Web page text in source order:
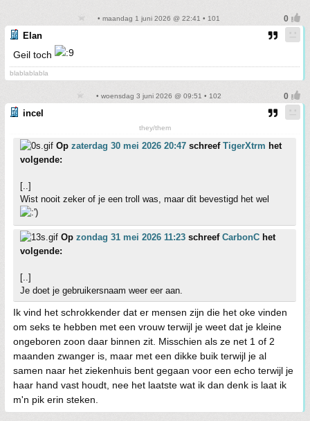
• maandag 1 juni 2026 @ 22:41 • 101
Elan
Geil toch
blablablabla
• woensdag 3 juni 2026 @ 09:51 • 102
incel
they/them
Op zaterdag 30 mei 2026 20:47 schreef TigerXtrm het
volgende:
[..]
Wist nooit zeker of je een troll was, maar dit bevestigd het wel
Op zondag 31 mei 2026 11:23 schreef CarbonC het
volgende:
[..]
Je doet je gebruikersnaam weer eer aan.
Ik vind het schrokkender dat er mensen zijn die het oke vinden
om seks te hebben met een vrouw terwijl je weet dat je kleine
ongeboren zoon daar binnen zit. Misschien als ze net 1 of 2
maanden zwanger is, maar met een dikke buik terwijl je al
samen naar het ziekenhuis bent gegaan voor een echo terwijl je
haar hand vast houdt, nee het laatste wat ik dan denk is laat ik
m'n pik erin steken.